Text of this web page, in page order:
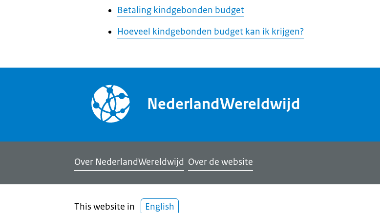
Betaling kindgebonden budget
Hoeveel kindgebonden budget kan ik krijgen?
NederlandWereldwijd
Over NederlandWereldwijd Over de website
This website in English